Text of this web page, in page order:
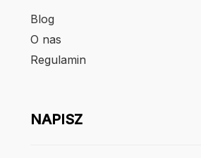
Blog
O nas
Regulamin
NAPISZ